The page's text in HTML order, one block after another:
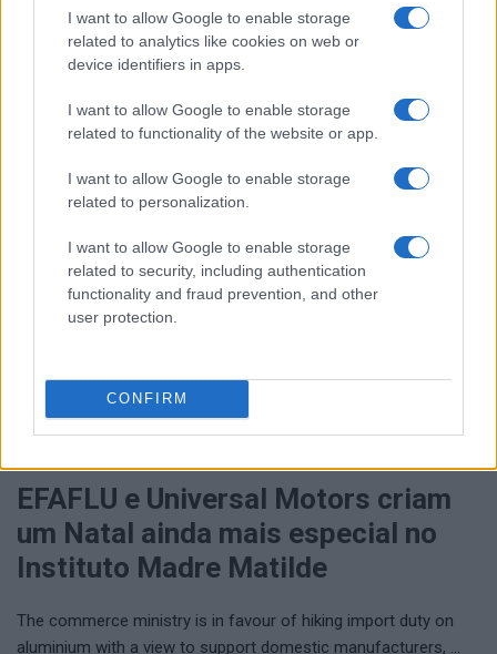
I want to allow Google to enable storage
related to analytics like cookies on web or
device identifiers in apps.
I want to allow Google to enable storage
related to functionality of the website or app.
I want to allow Google to enable storage
related to personalization.
I want to allow Google to enable storage
related to security, including authentication
functionality and fraud prevention, and other
user protection.
CONFIRM
VER MAIS
EFAFLU e Universal Motors criam
um Natal ainda mais especial no
Instituto Madre Matilde
The commerce ministry is in favour of hiking import duty on
aluminium with a view to support domestic manufacturers, …